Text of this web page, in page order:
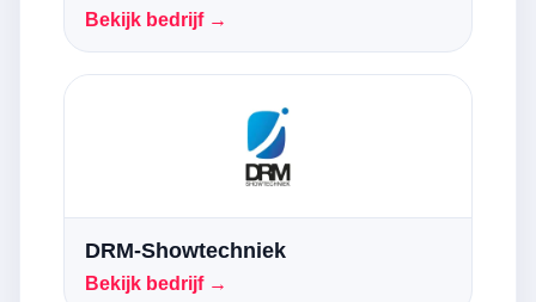
Bekijk bedrijf →
DRM-Showtechniek
Bekijk bedrijf →